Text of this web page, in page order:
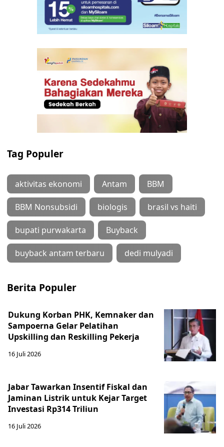
Tag Populer
aktivitas ekonomi Antam BBM
BBM Nonsubsidi biologis brasil vs haiti
bupati purwakarta Buyback
buyback antam terbaru dedi mulyadi
Berita Populer
Dukung Korban PHK, Kemnaker dan
Sampoerna Gelar Pelatihan
Upskilling dan Reskilling Pekerja
16 Juli 2026
Jabar Tawarkan Insentif Fiskal dan
Jaminan Listrik untuk Kejar Target
Investasi Rp314 Triliun
16 Juli 2026